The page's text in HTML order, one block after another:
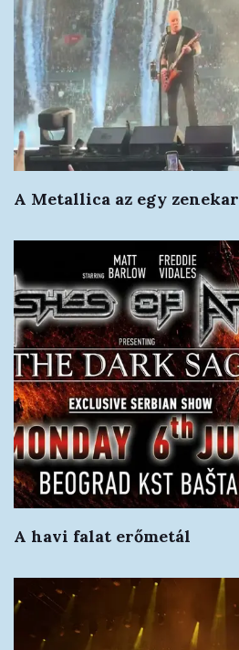
A Metallica az egy zenekar
A havi falat erőmetál